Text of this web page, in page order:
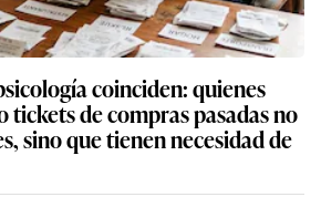
coinciden: quienes
tickets de compras pasadas no
sino que tienen necesidad de